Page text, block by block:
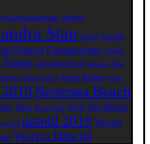
europarlamentare alegeri
Stan artist Audio
Napoca Coronavirus covid-
Trump Gheorghe Dincă Iohannis Iran
Manuel Riva Marea Britanie music
Neversea Beach
Rusia Steve Aoki SUA The Motans
untold untold 2019 Versuri
Viorica Dăncilă